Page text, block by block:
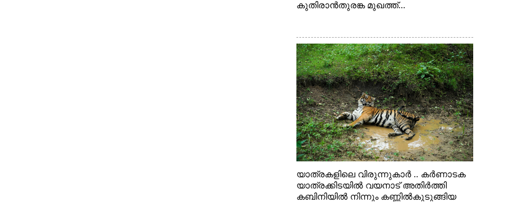
കുതിരാൻതുരങ്ക മുഖത്ത്...
യാത്രകളിലെ വിരുന്നുകാർ .. കർണാടക
യാത്രക്കിടയിൽ വയനാട് അതിർത്തി
കബിനിയിൽ നിന്നും കണ്ണിൽകുടുങ്ങിയ